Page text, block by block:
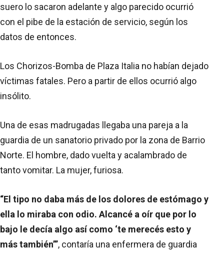
suero lo sacaron adelante y algo parecido ocurrió
con el pibe de la estación de servicio, según los
datos de entonces.
Los Chorizos-Bomba de Plaza Italia no habían dejado
víctimas fatales. Pero a partir de ellos ocurrió algo
insólito.
Una de esas madrugadas llegaba una pareja a la
guardia de un sanatorio privado por la zona de Barrio
Norte. El hombre, dado vuelta y acalambrado de
tanto vomitar. La mujer, furiosa.
“El tipo no daba más de los dolores de estómago y
ella lo miraba con odio. Alcancé a oír que por lo
bajo le decía algo así como ‘te merecés esto y
más también’”, contaría una enfermera de guardia